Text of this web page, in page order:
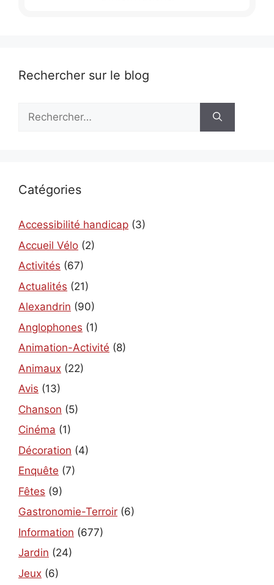
Rechercher sur le blog
Rechercher :
Catégories
Accessibilité handicap (3)
Accueil Vélo (2)
Activités (67)
Actualités (21)
Alexandrin (90)
Anglophones (1)
Animation-Activité (8)
Animaux (22)
Avis (13)
Chanson (5)
Cinéma (1)
Décoration (4)
Enquête (7)
Fêtes (9)
Gastronomie-Terroir (6)
Information (677)
Jardin (24)
Jeux (6)